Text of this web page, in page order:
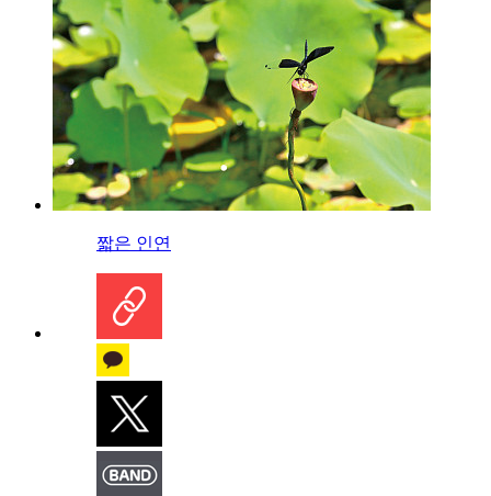
짧은 인연